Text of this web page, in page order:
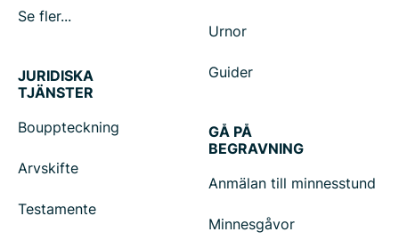
Se fler...
Urnor
Guider
JURIDISKA
TJÄNSTER
Bouppteckning
Arvskifte
Testamente
GÅ PÅ
BEGRAVNING
Anmälan till minnesstund
Minnesgåvor